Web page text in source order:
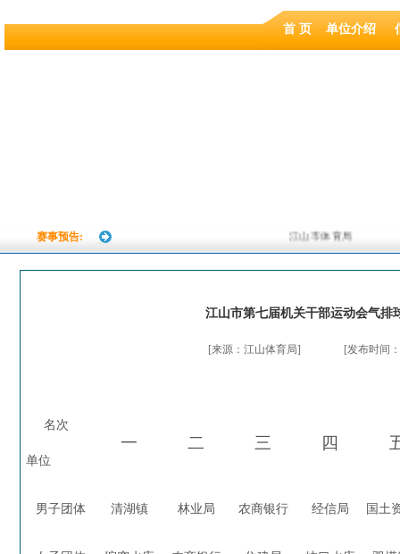
首 页 单位介绍
赛事预告: 江山市体育局
江山市第七届机关干部运动会气排
[来源：江山体育局] [发布时间
名次
单位
一 二 三 四
男子团体 清湖镇 林业局 农商银行 经信局 国土